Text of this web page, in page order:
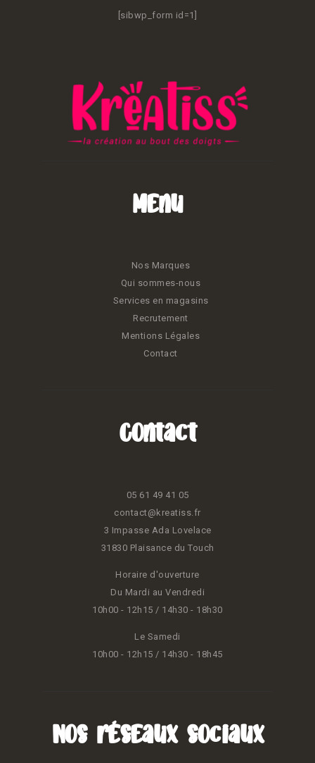
[sibwp_form id=1]
Menu
Nos Marques
Qui sommes-nous
Services en magasins
Recrutement
Mentions Légales
Contact
Contact
05 61 49 41 05
contact@kreatiss.fr
3 Impasse Ada Lovelace
31830 Plaisance du Touch
Horaire d'ouverture
Du Mardi au Vendredi
10h00 - 12h15 / 14h30 - 18h30
Le Samedi
10h00 - 12h15 / 14h30 - 18h45
Nos réseaux sociaux